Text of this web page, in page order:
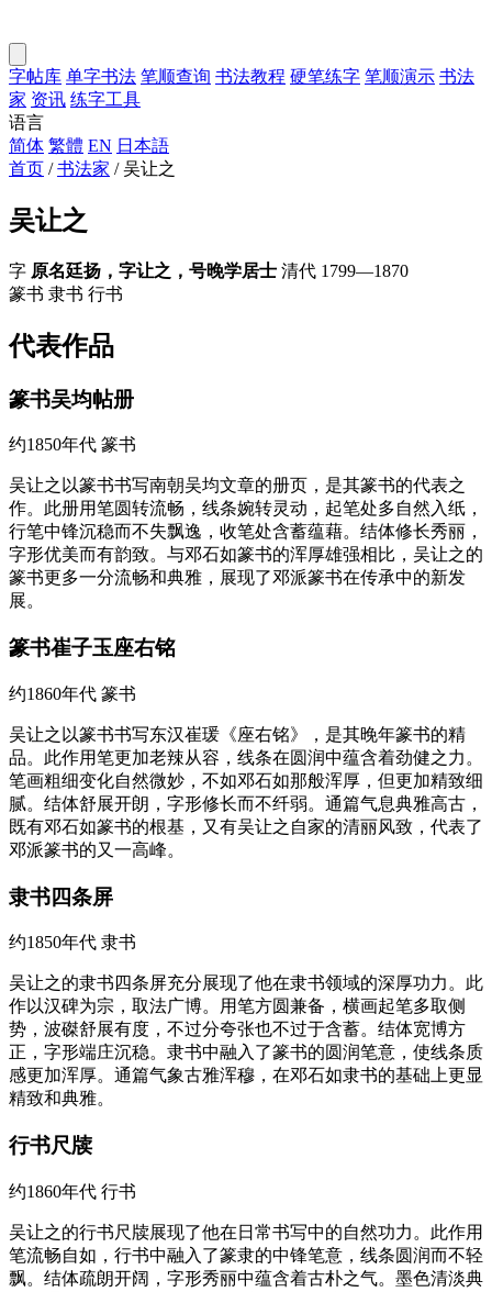
字帖库 单字书法 笔顺查询 书法教程 硬笔练字 笔顺演示 书法
家 资讯 练字工具
语言
简体 繁體 EN 日本語
首页 / 书法家 / 吴让之
吴让之
字 原名廷扬，字让之，号晚学居士 清代 1799—1870
篆书 隶书 行书
代表作品
篆书吴均帖册
约1850年代 篆书
吴让之以篆书书写南朝吴均文章的册页，是其篆书的代表之
作。此册用笔圆转流畅，线条婉转灵动，起笔处多自然入纸，
行笔中锋沉稳而不失飘逸，收笔处含蓄蕴藉。结体修长秀丽，
字形优美而有韵致。与邓石如篆书的浑厚雄强相比，吴让之的
篆书更多一分流畅和典雅，展现了邓派篆书在传承中的新发
展。
篆书崔子玉座右铭
约1860年代 篆书
吴让之以篆书书写东汉崔瑗《座右铭》，是其晚年篆书的精
品。此作用笔更加老辣从容，线条在圆润中蕴含着劲健之力。
笔画粗细变化自然微妙，不如邓石如那般浑厚，但更加精致细
腻。结体舒展开朗，字形修长而不纤弱。通篇气息典雅高古，
既有邓石如篆书的根基，又有吴让之自家的清丽风致，代表了
邓派篆书的又一高峰。
隶书四条屏
约1850年代 隶书
吴让之的隶书四条屏充分展现了他在隶书领域的深厚功力。此
作以汉碑为宗，取法广博。用笔方圆兼备，横画起笔多取侧
势，波磔舒展有度，不过分夸张也不过于含蓄。结体宽博方
正，字形端庄沉稳。隶书中融入了篆书的圆润笔意，使线条质
感更加浑厚。通篇气象古雅浑穆，在邓石如隶书的基础上更显
精致和典雅。
行书尺牍
约1860年代 行书
吴让之的行书尺牍展现了他在日常书写中的自然功力。此作用
笔流畅自如，行书中融入了篆隶的中锋笔意，线条圆润而不轻
飘。结体疏朗开阔，字形秀丽中蕴含着古朴之气。墨色清淡典